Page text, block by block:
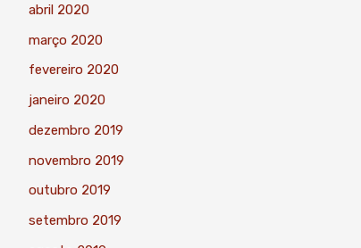
abril 2020
março 2020
fevereiro 2020
janeiro 2020
dezembro 2019
novembro 2019
outubro 2019
setembro 2019